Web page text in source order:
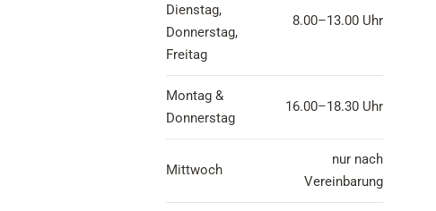
Dienstag,
Donnerstag,
Freitag
8.00–13.00 Uhr
Montag &
Donnerstag
16.00–18.30 Uhr
Mittwoch
nur nach
Vereinbarung